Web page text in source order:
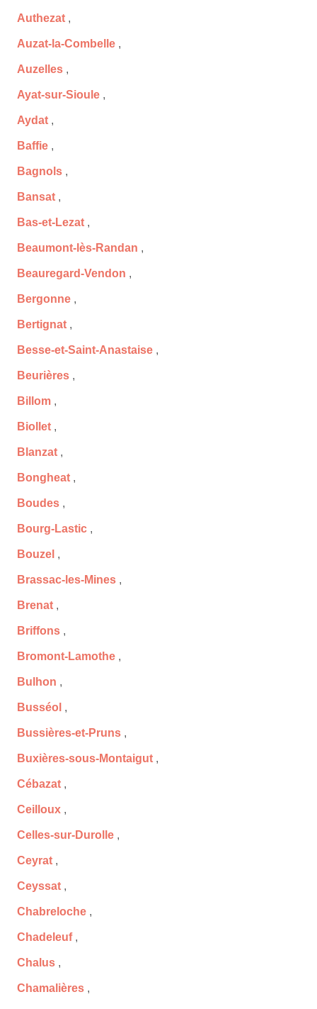
Authezat ,
Auzat-la-Combelle ,
Auzelles ,
Ayat-sur-Sioule ,
Aydat ,
Baffie ,
Bagnols ,
Bansat ,
Bas-et-Lezat ,
Beaumont-lès-Randan ,
Beauregard-Vendon ,
Bergonne ,
Bertignat ,
Besse-et-Saint-Anastaise ,
Beurières ,
Billom ,
Biollet ,
Blanzat ,
Bongheat ,
Boudes ,
Bourg-Lastic ,
Bouzel ,
Brassac-les-Mines ,
Brenat ,
Briffons ,
Bromont-Lamothe ,
Bulhon ,
Busséol ,
Bussières-et-Pruns ,
Buxières-sous-Montaigut ,
Cébazat ,
Ceilloux ,
Celles-sur-Durolle ,
Ceyrat ,
Ceyssat ,
Chabreloche ,
Chadeleuf,
Chalus ,
Chamalières ,